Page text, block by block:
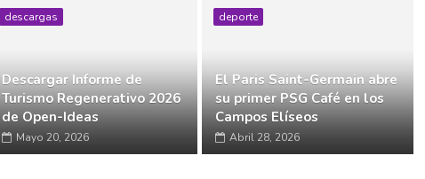
descargas
Descargar Informe de
Turismo Regenerativo 2026
de Open-Ideas
Mayo 20, 2026
deporte
El Paris Saint-Germain abre
su primer PSG Café en los
Campos Elíseos
Abril 28, 2026